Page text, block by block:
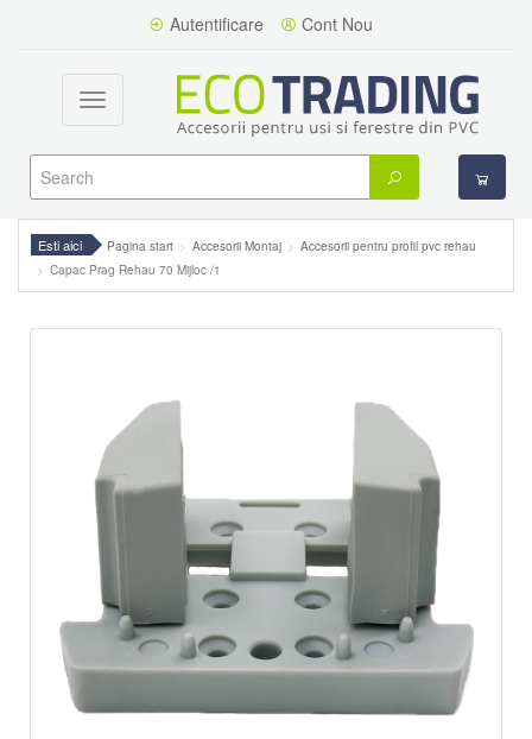
Autentificare Cont Nou
Toggle
navigation
Esti aici Pagina start Accesorii Montaj
Accesorii pentru profil pvc rehau
Capac Prag Rehau 70 Mijloc /1